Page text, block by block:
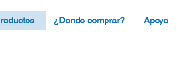
¿Donde comprar? Apoyo